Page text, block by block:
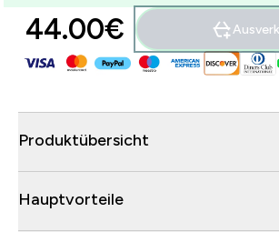
44.00€‎
Produktübersicht
Hauptvorteile